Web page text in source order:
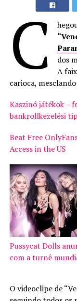
C
dos
A
carioca,
Kaszinó játékok –
bankrollkezelési
Beat Free
Access in the US
Pussycat Dolls
com a turnê
O videoclipe de